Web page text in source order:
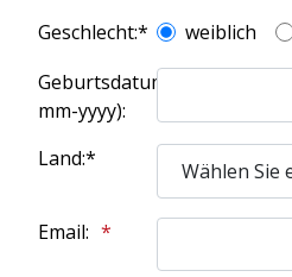
Geschlecht:*
weiblich
Geburtsdatum(dd-
mm-yyyy):
Land:*
Email: